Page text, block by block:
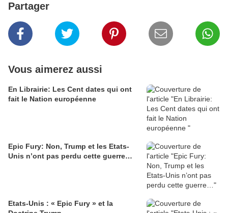
Partager
Vous aimerez aussi
En Librairie: Les Cent dates qui ont
fait le Nation européenne
Epic Fury: Non, Trump et les Etats-
Unis n’ont pas perdu cette guerre…
Etats-Unis : « Epic Fury » et la